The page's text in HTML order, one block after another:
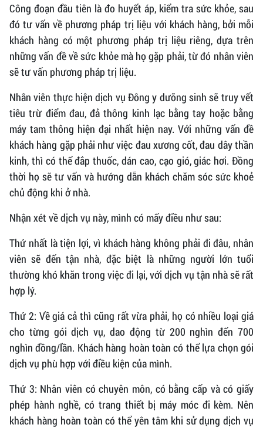
Công đoạn đầu tiên là đo huyết áp, kiểm tra sức khỏe, sau
đó tư vấn về phương pháp trị liệu với khách hàng, bởi mỗi
khách hàng có một phương pháp trị liệu riêng, dựa trên
những vấn đề về sức khỏe mà họ gặp phải, từ đó nhân viên
sẽ tư vấn phương pháp trị liệu.
Nhân viên thực hiện dịch vụ Đông y dưỡng sinh sẽ truy vết
tiêu trừ điểm đau, đả thông kinh lạc bằng tay hoặc bằng
máy tam thông hiện đại nhất hiện nay. Với những vấn đề
khách hàng gặp phải như việc đau xương cốt, đau dây thần
kinh, thì có thể đắp thuốc, dán cao, cạo gió, giác hơi. Đồng
thời họ sẽ tư vấn và hướng dẫn khách chăm sóc sức khoẻ
chủ động khi ở nhà.
Nhận xét về dịch vụ này, mình có mấy điều như sau:
Thứ nhất là tiện lợi, vì khách hàng không phải đi đâu, nhân
viên sẽ đến tận nhà, đặc biệt là những người lớn tuổi
thường khó khăn trong việc đi lại, với dịch vụ tận nhà sẽ rất
hợp lý.
Thứ 2: Về giá cả thì cũng rất vừa phải, họ có nhiều loại giá
cho từng gói dịch vụ, dao động từ 200 nghìn đến 700
nghìn đồng/lần. Khách hàng hoàn toàn có thể lựa chọn gói
dịch vụ phù hợp với điều kiện của mình.
Thứ 3: Nhân viên có chuyên môn, có bằng cấp và có giấy
phép hành nghề, có trang thiết bị máy móc đi kèm. Nên
khách hàng hoàn toàn có thể yên tâm khi sử dụng dịch vụ